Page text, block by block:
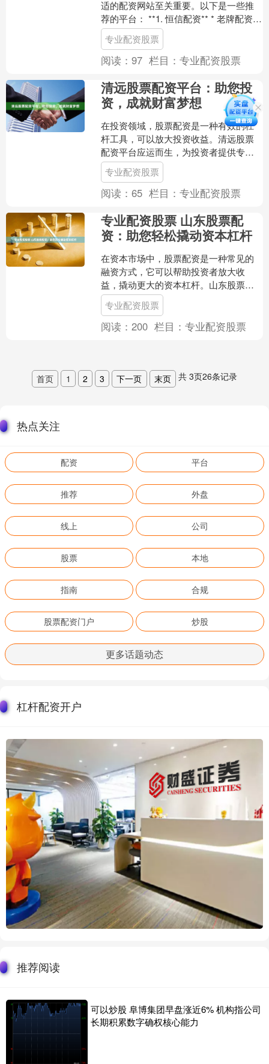
适的配资网站至关重要。以下是一些推
荐的平台： **1. 恒信配资** * 老牌配资平
台，信誉良好 * 利率低至6.8%，杠杆
最....
专业配资股票
阅读：97 栏目：专业配资股票
清远股票配资平台：助您投
资，成就财富梦想
在投资领域，股票配资是一种有效的杠
杆工具，可以放大投资收益。清远股票
配资平台应运而生，为投资者提供专
业、便捷的配资服务，助力他们实现财
富梦想。 **专业配资，安....
专业配资股票
阅读：65 栏目：专业配资股票
专业配资股票 山东股票配
资：助您轻松撬动资本杠杆
在资本市场中，股票配资是一种常见的
融资方式，它可以帮助投资者放大收
益，撬动更大的资本杠杆。山东股票配
资作为国内领先的配资平台，为投资者
提供安全、便捷的配资服务。....
专业配资股票
阅读：200 栏目：专业配资股票
首页 1 2 3 下一页 末页 共 3页26条记录
热点关注
配资 平台
推荐 外盘
线上 公司
股票 本地
指南 合规
股票配资门户 炒股
更多话题动态
杠杆配资开户
推荐阅读
可以炒股 阜博集团早盘涨近6% 机构指公司
长期积累数字确权核心能力